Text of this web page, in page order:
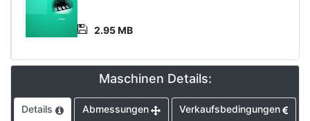
Document
2.95 MB
Maschinen Details:
Details Abmessungen Verkaufsbedingungen